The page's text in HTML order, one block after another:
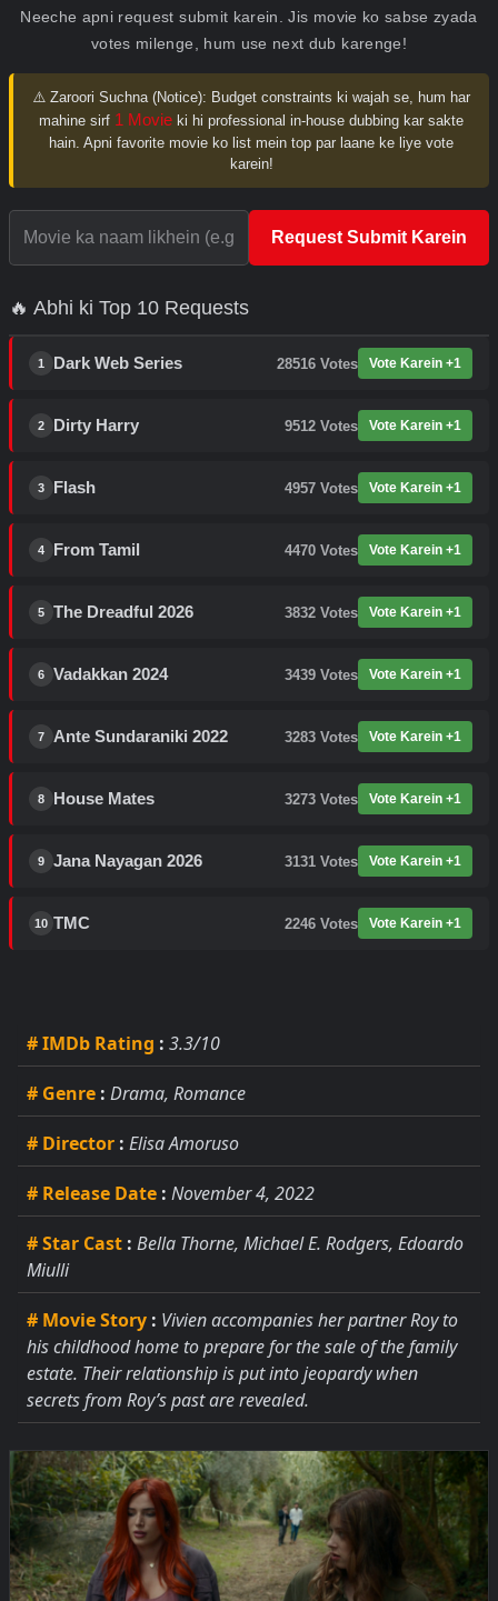
Neeche apni request submit karein. Jis movie ko sabse zyada
votes milenge, hum use next dub karenge!
⚠️ Zaroori Suchna (Notice): Budget constraints ki wajah se, hum har
mahine sirf 1 Movie ki hi professional in-house dubbing kar sakte
hain. Apni favorite movie ko list mein top par laane ke liye vote
karein!
Request Submit Karein
🔥 Abhi ki Top 10 Requests
1 Dark Web Series 28516 Votes Vote Karein +1
2 Dirty Harry 9512 Votes Vote Karein +1
3 Flash 4957 Votes Vote Karein +1
4 From Tamil 4470 Votes Vote Karein +1
5 The Dreadful 2026 3832 Votes Vote Karein +1
6 Vadakkan 2024 3439 Votes Vote Karein +1
7 Ante Sundaraniki 2022 3283 Votes Vote Karein +1
8 House Mates 3273 Votes Vote Karein +1
9 Jana Nayagan 2026 3131 Votes Vote Karein +1
10 TMC 2246 Votes Vote Karein +1
# IMDb Rating : 3.3/10
# Genre : Drama, Romance
# Director : Elisa Amoruso
# Release Date : November 4, 2022
# Star Cast : Bella Thorne, Michael E. Rodgers, Edoardo
Miulli
# Movie Story : Vivien accompanies her partner Roy to
his childhood home to prepare for the sale of the family
estate. Their relationship is put into jeopardy when
secrets from Roy’s past are revealed.